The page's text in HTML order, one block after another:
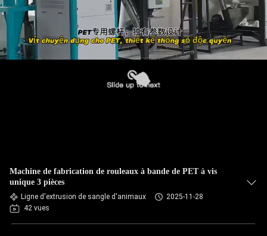
Machine de fabrication de rouleaux à bande de PET à vis
unique 3 pièces
Ligne d'extrusion de sangle d'animaux
2025-11-28
42 vues